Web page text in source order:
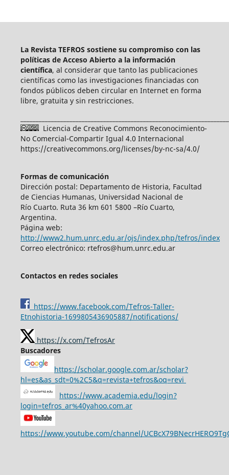
La Revista TEFROS sostiene su compromiso con las
políticas de Acceso Abierto a la información
científica, al considerar que tanto las publicaciones
científicas como las investigaciones financiadas con
fondos públicos deben circular en Internet en forma
libre, gratuita y sin restricciones.
Licencia de Creative Commons Reconocimiento-
No Comercial-Compartir Igual 4.0 Internacional
https://creativecommons.org/licenses/by-nc-sa/4.0/
Formas de comunicación
Dirección postal: Departamento de Historia, Facultad
de Ciencias Humanas, Universidad Nacional de
Río Cuarto. Ruta 36 km 601 5800 –Río Cuarto,
Argentina.
Página web:
http://www2.hum.unrc.edu.ar/ojs/index.php/tefros/index
Correo electrónico: rtefros@hum.unrc.edu.ar
Contactos en redes sociales
https://www.facebook.com/Tefros-Taller-
Etnohistoria-1699805436905887/notifications/
https://x.com/TefrosAr
Buscadores
https://scholar.google.com.ar/scholar?
hl=es&as_sdt=0%2C5&q=revista+tefros&oq=revi
https://www.academia.edu/login?
login=tefros_ar%40yahoo.com.ar
https://www.youtube.com/channel/